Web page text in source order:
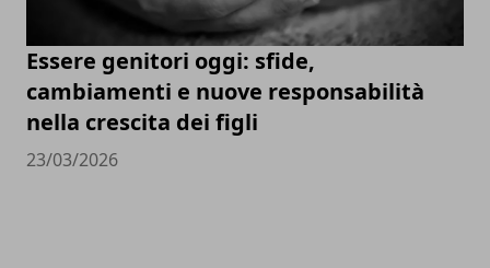
Essere genitori oggi: sfide,
cambiamenti e nuove responsabilità
nella crescita dei figli
23/03/2026